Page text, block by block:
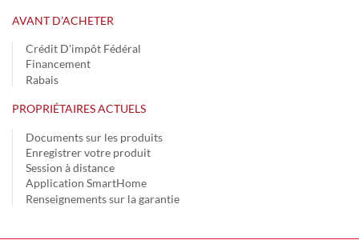
AVANT D’ACHETER
Crédit D'impôt Fédéral
Financement
Rabais
PROPRIÉTAIRES ACTUELS
Documents sur les produits
Enregistrer votre produit
Session à distance
Application SmartHome
Renseignements sur la garantie